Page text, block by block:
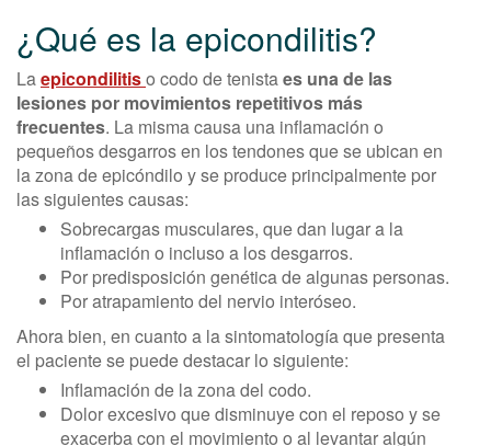
¿Qué es la epicondilitis?
Laepicondilitiso codo de tenistaes una de las
lesiones por movimientos repetitivos más
frecuentes. La misma causa una inflamación o
pequeños desgarros en los tendones que se ubican en
la zona de epicóndilo y se produce principalmente por
las siguientes causas:
Sobrecargas musculares, que dan lugar a la
inflamación o incluso a los desgarros.
Por predisposición genética de algunas personas.
Por atrapamiento del nervio interóseo.
Ahora bien, en cuanto a la sintomatología que presenta
el paciente se puede destacar lo siguiente:
Inflamación de la zona del codo.
Dolor excesivo que disminuye con el reposo y se
exacerba con el movimiento o al levantar algún